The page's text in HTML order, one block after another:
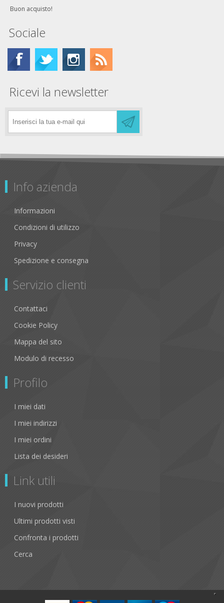
Buon acquisto!
Sociale
Ricevi la newsletter
Info azienda
Informazioni
Condizioni di utilizzo
Privacy
Spedizione e consegna
Servizio clienti
Contattaci
Cookie Policy
Mappa del sito
Modulo di recesso
Profilo
I miei dati
I miei indirizzi
I miei ordini
Lista dei desideri
Link utili
I nuovi prodotti
Ultimi prodotti visti
Confronta i prodotti
Cerca